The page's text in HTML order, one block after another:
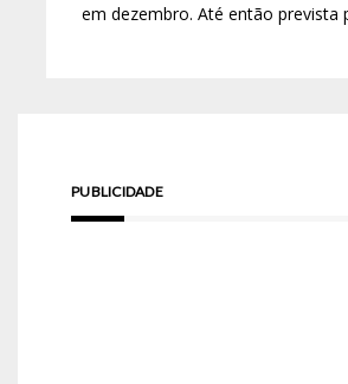
em dezembro. Até então prevista
PUBLICIDADE